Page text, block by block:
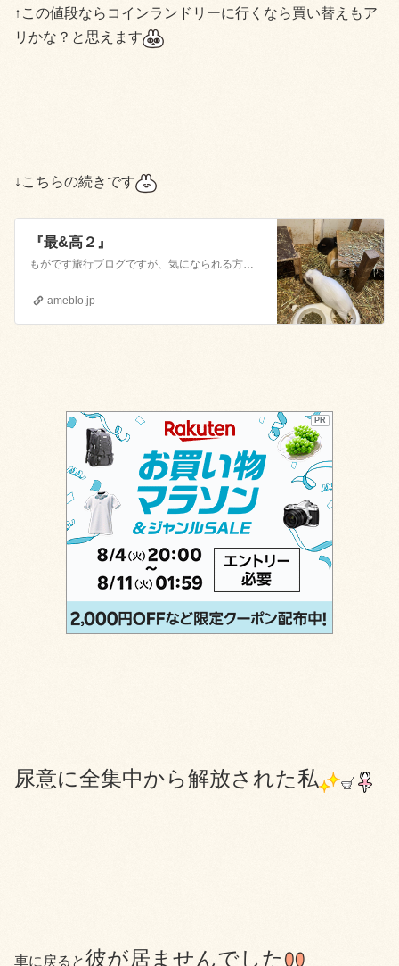
↑この値段ならコインランドリーに行くなら買い替えもア
リかな？と思えます
↓こちらの続きです
『最&高２』
もがです旅行ブログですが、気になられる方はお付き合いください『最＆高１』もがです本日はお仕事です休みの日に贅沢したので働きます旅行中に食べて感動したものは、カ…
ameblo.jp
PR
尿意に全集中から解放された私
車に戻ると彼が居ませんでした